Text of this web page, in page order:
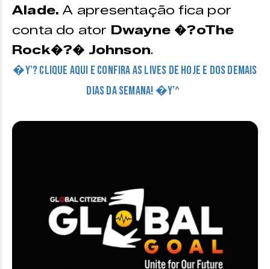
Alade.A apresentação fica por
conta do ator Dwayne �?oThe
Rock�?� Johnson.
�Y’? CLIQUE AQUI E CONFIRA AS LIVES DE HOJE E DOS DEMAIS
DIAS DA SEMANA! �Y’^